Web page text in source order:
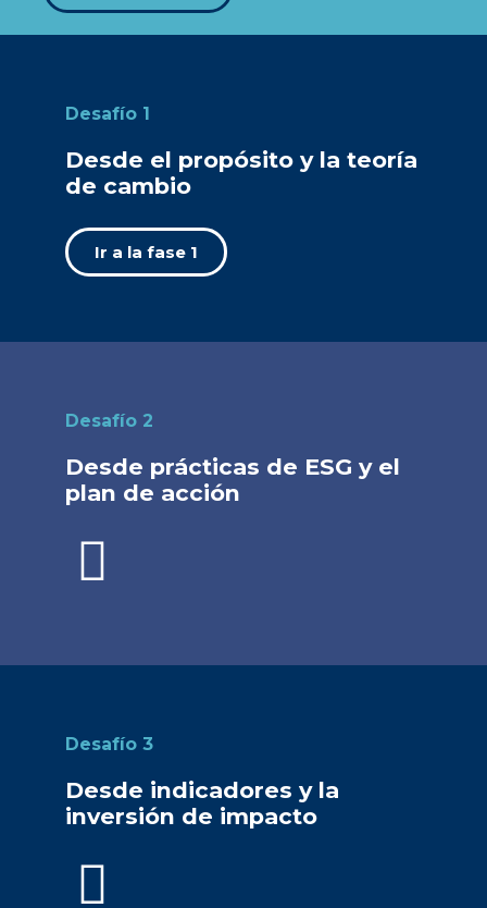
Desafío 1
Desde el propósito y la teoría
de cambio
Ir a la fase 1
Desafío 2
Desde prácticas de ESG y el
plan de acción
Desafío 3
Desde indicadores y la
inversión de impacto